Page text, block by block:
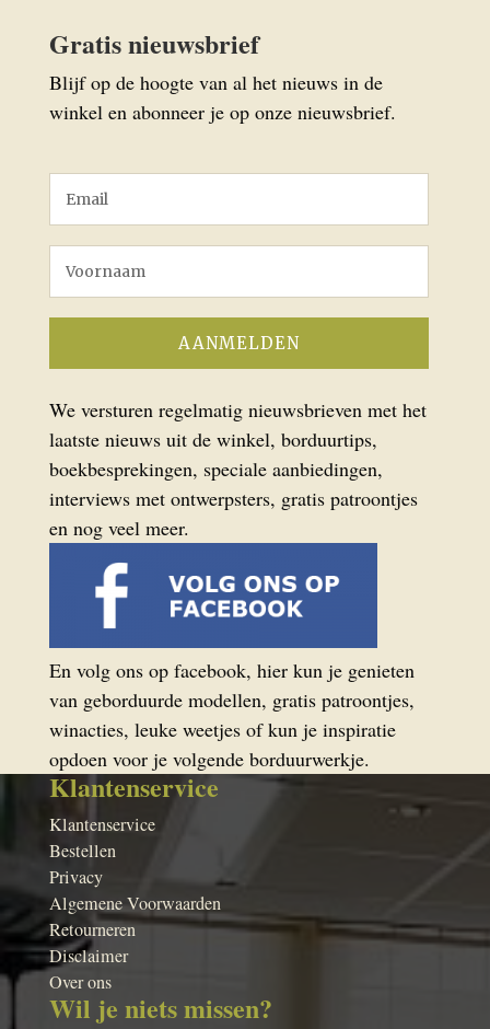
Gratis nieuwsbrief
Blijf op de hoogte van al het nieuws in de
winkel en abonneer je op onze nieuwsbrief.
We versturen regelmatig nieuwsbrieven met het
laatste nieuws uit de winkel, borduurtips,
boekbesprekingen, speciale aanbiedingen,
interviews met ontwerpsters, gratis patroontjes
en nog veel meer.
En volg ons op facebook, hier kun je genieten
van geborduurde modellen, gratis patroontjes,
winacties, leuke weetjes of kun je inspiratie
opdoen voor je volgende borduurwerkje.
Klantenservice
Klantenservice
Bestellen
Privacy
Algemene Voorwaarden
Retourneren
Disclaimer
Over ons
Wil je niets missen?